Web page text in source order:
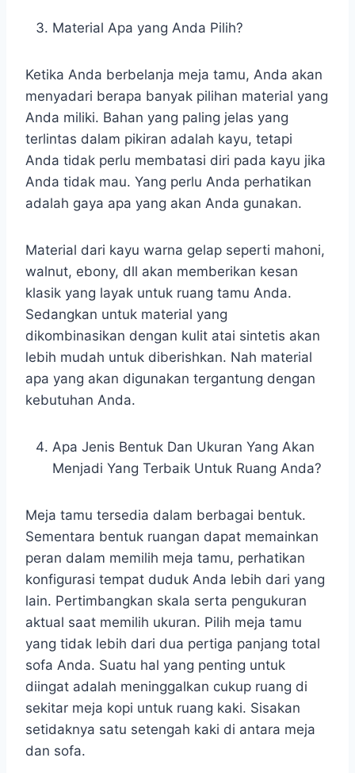
Material Apa yang Anda Pilih?
Ketika Anda berbelanja meja tamu, Anda akan
menyadari berapa banyak pilihan material yang
Anda miliki. Bahan yang paling jelas yang
terlintas dalam pikiran adalah kayu, tetapi
Anda tidak perlu membatasi diri pada kayu jika
Anda tidak mau. Yang perlu Anda perhatikan
adalah gaya apa yang akan Anda gunakan.
Material dari kayu warna gelap seperti mahoni,
walnut, ebony, dll akan memberikan kesan
klasik yang layak untuk ruang tamu Anda.
Sedangkan untuk material yang
dikombinasikan dengan kulit atai sintetis akan
lebih mudah untuk diberishkan. Nah material
apa yang akan digunakan tergantung dengan
kebutuhan Anda.
Apa Jenis Bentuk Dan Ukuran Yang Akan
Menjadi Yang Terbaik Untuk Ruang Anda?
Meja tamu tersedia dalam berbagai bentuk.
Sementara bentuk ruangan dapat memainkan
peran dalam memilih meja tamu, perhatikan
konfigurasi tempat duduk Anda lebih dari yang
lain. Pertimbangkan skala serta pengukuran
aktual saat memilih ukuran. Pilih meja tamu
yang tidak lebih dari dua pertiga panjang total
sofa Anda. Suatu hal yang penting untuk
diingat adalah meninggalkan cukup ruang di
sekitar meja kopi untuk ruang kaki. Sisakan
setidaknya satu setengah kaki di antara meja
dan sofa.